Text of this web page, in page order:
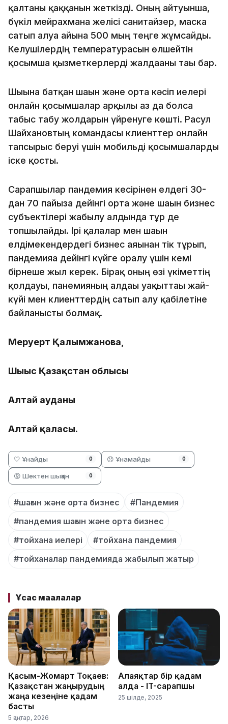
қалтаны қаққанын жеткізді. Оның айтуынша,
бүкіл мейрахмана желісі санитайзер, маска
сатып алуға айына 500 мың теңге жұмсайды.
Келушілердің температурасын өлшейтін
қосымша қызметкерлерді жалдағаны тағы бар.
Шығынға батқан шағын және орта кәсіп иелері
онлайн қосымшалар арқылы аз да болса
табыс табу жолдарын үйренуге көшті. Расул
Шайхановтың командасы клиенттер онлайн
тапсырыс беруі үшін мобильді қосымшаларды
іске қосты.
Сарапшылар пандемия кесірінен елдегі 30-
дан 70 пайызға дейінгі орта және шағын бизнес
субъектілері жабылу алдында тұр де
топшылайды. Ірі қалалар мен шағын
елдімекендердегі бизнес аяғынан тік тұрып,
пандемияға дейінгі күйге оралу үшін кемі
бірнеше жыл керек. Бірақ оның өзі үкіметтің
қолдауы, панемияның алдағы уақыттағы жай-
күйі мен клиенттердің сатып алу қабілетіне
байланысты болмақ.
Меруерт Қалымжанова,
Шығыс Қазақстан облысы
Алтай ауданы
Алтай қаласы.
🤍 Ұнайды 0 😞 Ұнамайды 0
😡 Шектен шыққан 0
#шағын және орта бизнес
#Пандемия
#пандемия шағын және орта бизнес
#тойхана иелері
#тойхана пандемия
#тойханалар пандемияда жабылып жатыр
Ұқсас мақалалар
Қасым-Жомарт Тоқаев:
Қазақстан жаңғырудың
жаңа кезеңіне қадам
басты
5 қаңтар, 2026
Алаяқтар бір қадам
алда - IT-сарапшы
25 шілде, 2025